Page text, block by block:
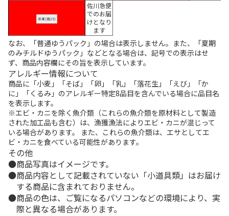
佐川急便
でのお届
けとなり
ます
なお、「普通ゆうパック」の場合は表示しません。また、「夏期
のみチルドゆうパック」などとなる場合は、記号での表示はせ
ず、商品内容欄にその旨を表示しています。
アレルギー情報について
商品に「小麦」「そば」「卵」「乳」「落花生」「えび」「か
に」「くるみ」のアレルギー特定8品目を含んでいる場合に品目名
を表示します。
※エビ・カニを除く魚介類（これらの魚介類を原材料として製造
された加工品も含む）は、漁獲漁法によりエビ・カニが混じって
いる場合があります。 また、これらの魚介類は、エサとしてエ
ビ・カニを食べている可能性があります。
その他
商品写真はイメージです。
商品内容として記載されていない「小道具類」はお届け
する商品に含まれておりません。
商品の色は、ご覧になるパソコンなどの環境により、実
際と異なる場合があります。